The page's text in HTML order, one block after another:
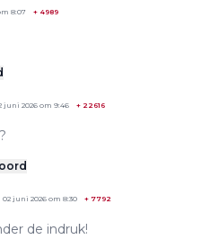
8:07 + 4989
juni 2026 om 9:46 + 22616
02 juni 2026 om 8:30 + 7792
de indruk!